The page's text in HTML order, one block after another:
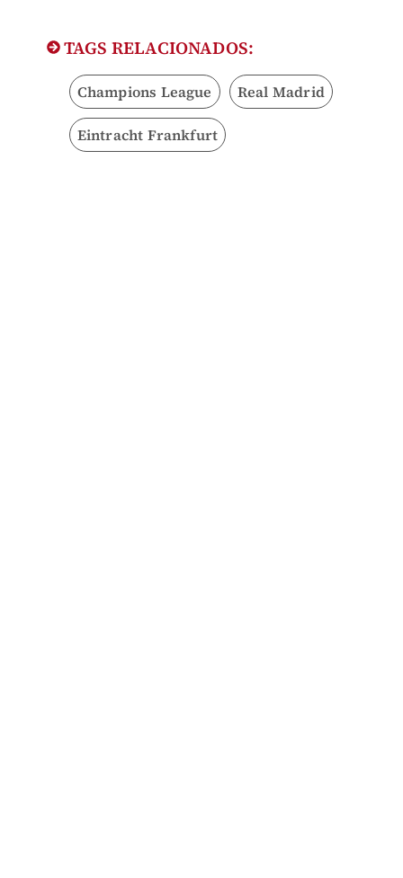
TAGS RELACIONADOS:
Champions League Real Madrid
Eintracht Frankfurt